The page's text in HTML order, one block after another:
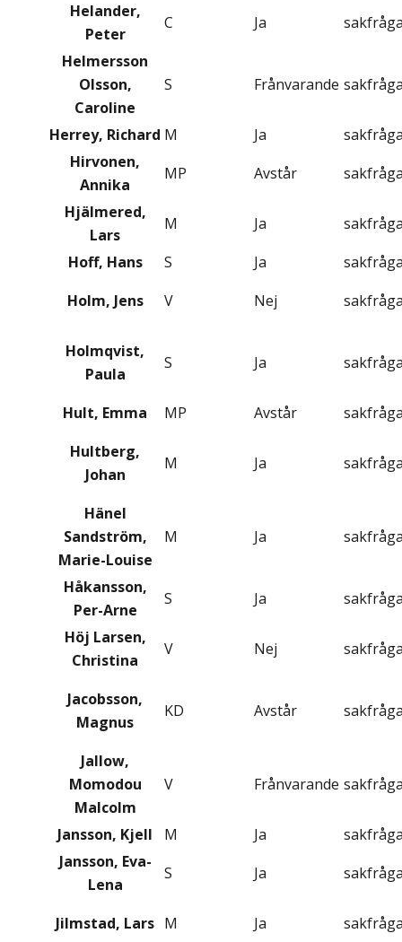
Helander,
Peter
C Ja
Helmersson
Olsson,
Caroline
S Frånvarande
Herrey, Richard M Ja
Hirvonen,
Annika
MP Avstår
Hjälmered,
Lars
M Ja
Hoff, Hans
S Ja
Holm, Jens
V Nej
Holmqvist,
Paula
S Ja
Hult, Emma MP Avstår
Hultberg,
Johan
M Ja
Hänel
Sandström,
Marie-Louise
M Ja
Håkansson,
Per-Arne
S Ja
Höj Larsen,
Christina
V Nej
Jacobsson,
Magnus
KD Avstår
Jallow,
Momodou
Malcolm
V Frånvarande
Jansson, Kjell M Ja
Jansson, Eva-
Lena
S Ja
Jilmstad, Lars M Ja